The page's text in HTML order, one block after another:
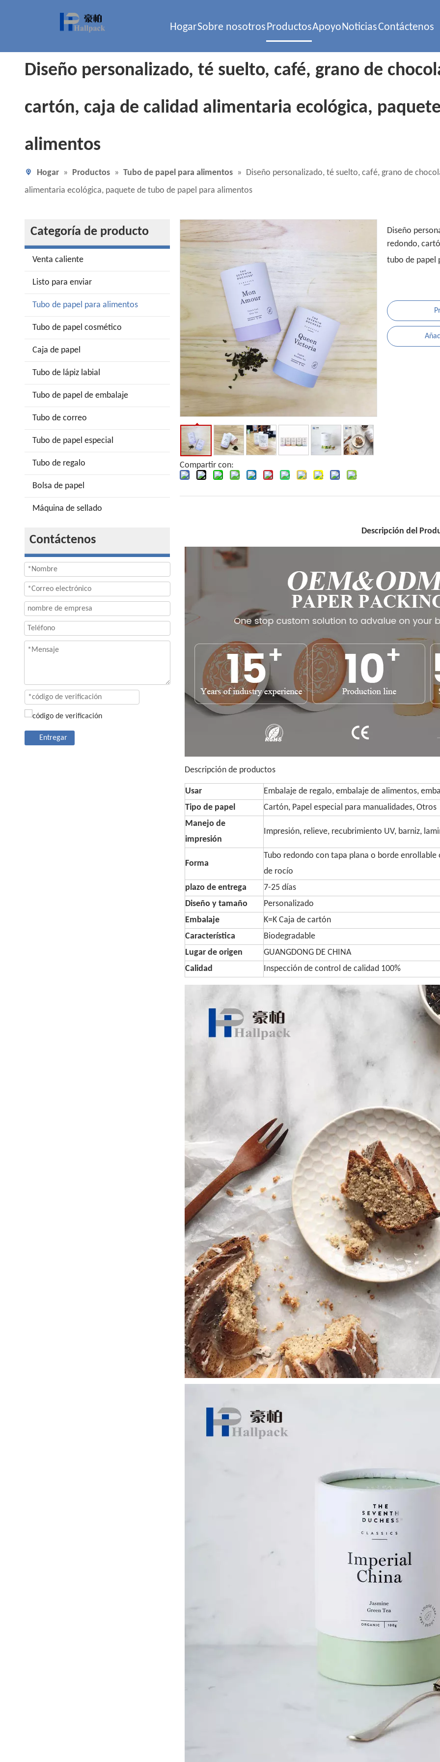
HogarSobre nosotrosProductosApoyoNoticiasContáctenos
Diseño personalizado, té suelto, café, grano de
cartón, caja de calidad alimentaria ecológica,
alimentos
Hogar » Productos » Tubo de papel para alimentos » Diseño personalizado, té suelto, café, grano de
alimentaria ecológica, paquete de tubo de papel para alimentos
Categoría de producto
Venta caliente
Listo para enviar
Tubo de papel para alimentos
Tubo de papel cosmético
Caja de papel
Tubo de lápiz labial
Tubo de papel de embalaje
Tubo de correo
Tubo de papel especial
Tubo de regalo
Bolsa de papel
Máquina de sellado
Contáctenos
Entregar
Compartir con:
Diseño
redondo,
tubo de papel
Descripción del
Descripción de productos
Usar
Embalaje de regalo, embalaje de alimentos,
Tipo de papel
Cartón, Papel especial para manualidades, Otros
Manejo de
impresión
Impresión, relieve, recubrimiento UV, barniz,
Forma
Tubo redondo con tapa plana o borde
de rocío
plazo de entrega
7-25 días
Diseño y tamaño
Personalizado
Embalaje
K=K Caja de cartón
Característica
Biodegradable
Lugar de origen
GUANGDONG DE CHINA
Calidad
Inspección de control de calidad 100%